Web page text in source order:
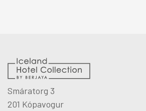
Smáratorg 3
201 Kópavogur